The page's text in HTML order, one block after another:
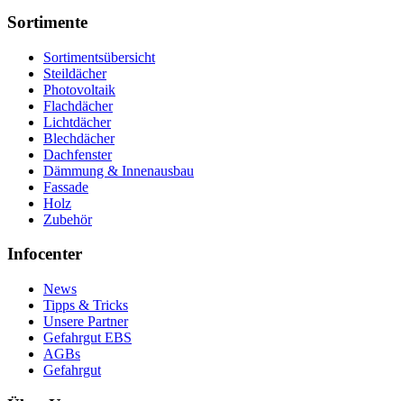
Sortimente
Sortimentsübersicht
Steildächer
Photovoltaik
Flachdächer
Lichtdächer
Blechdächer
Dachfenster
Dämmung & Innenausbau
Fassade
Holz
Zubehör
Infocenter
News
Tipps & Tricks
Unsere Partner
Gefahrgut EBS
AGBs
Gefahrgut